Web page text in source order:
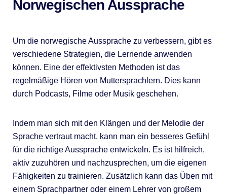
Norwegischen Aussprache
Um die norwegische Aussprache zu verbessern, gibt es
verschiedene Strategien, die Lernende anwenden
können. Eine der effektivsten Methoden ist das
regelmäßige Hören von Muttersprachlern. Dies kann
durch Podcasts, Filme oder Musik geschehen.
Indem man sich mit den Klängen und der Melodie der
Sprache vertraut macht, kann man ein besseres Gefühl
für die richtige Aussprache entwickeln. Es ist hilfreich,
aktiv zuzuhören und nachzusprechen, um die eigenen
Fähigkeiten zu trainieren. Zusätzlich kann das Üben mit
einem Sprachpartner oder einem Lehrer von großem